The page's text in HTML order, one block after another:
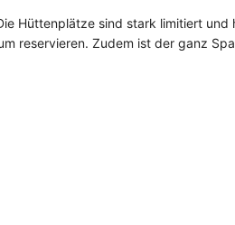
Hüttenplätze sind stark limitiert und
reservieren. Zudem ist der ganz